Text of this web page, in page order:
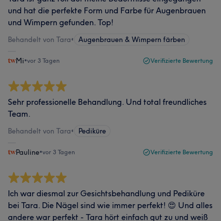
und hat die perfekte Form und Farbe für Augenbrauen
und Wimpern gefunden. Top!
Behandelt von Tara• Augenbrauen & Wimpern färben
Mi•vor 3 Tagen Verifizierte Bewertung
Sehr professionelle Behandlung. Und total freundliches
Team.
Behandelt von Tara• Pediküre
Pauline•vor 3 Tagen Verifizierte Bewertung
Ich war diesmal zur Gesichtsbehandlung und Pediküre
bei Tara. Die Nägel sind wie immer perfekt! 😍 Und alles
andere war perfekt - Tara hört einfach gut zu und weiß